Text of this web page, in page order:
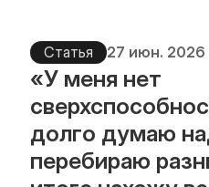
Статья 27 июн. 2026
«У меня нет
долго думаю
перебираю